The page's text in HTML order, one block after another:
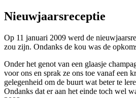
Nieuwjaarsreceptie
Op 11 januari 2009 werd de
zou zijn. Ondanks de kou was de
Onder het genot van een glaasje
voor ons en sprak ze ons toe vanaf een
gelegenheid om de buurt wat beter te
Ondanks dat er aan het einde toch wel